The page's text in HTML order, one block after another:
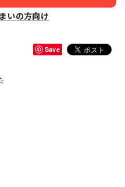
いの方向け
Save